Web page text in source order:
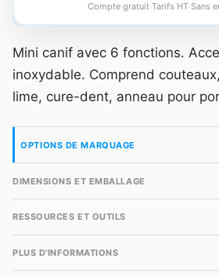
Compte gratuit·Tarifs HT·Sans
Mini canif avec 6 fonctions.
inoxydable. Comprend
lime, cure-dent, anneau pour
OPTIONS DE MARQUAGE
DIMENSIONS ET EMBALLAGE
RESSOURCES ET OUTILS
PLUS D'INFORMATIONS